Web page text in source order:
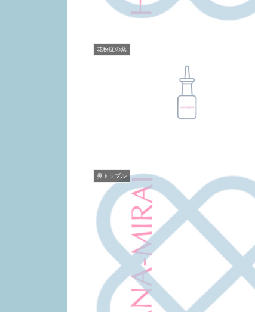
花粉症の薬
鼻トラブル